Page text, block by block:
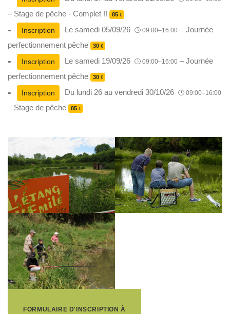
– Stage de pêche - Complet !! 85€
Inscription Le samedi 05/09/26 09:00–16:00 – Journée
perfectionnement pêche
30€
Inscription Le samedi 19/09/26 09:00–16:00 – Journée
perfectionnement pêche
30€
Inscription Du lundi 26 au vendredi 30/10/26 09:00–16:00
– Stage de pêche 85€
FORMULAIRE D'INSCRIPTION À